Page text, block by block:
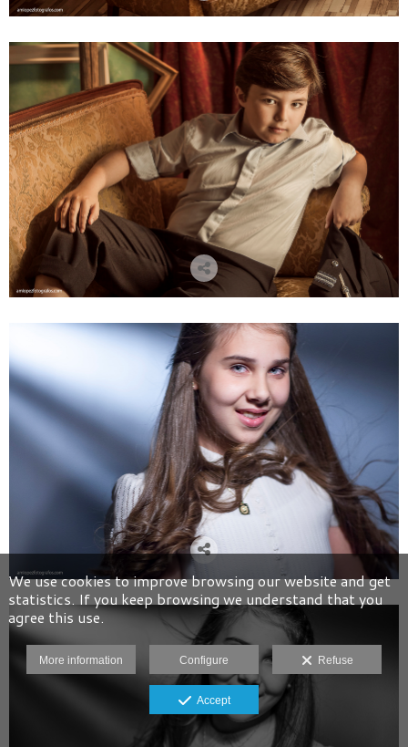
We use cookies to improve browsing our website and get
statistics. If you keep browsing we understand that you
agree this use.
More information Configure Refuse
Accept